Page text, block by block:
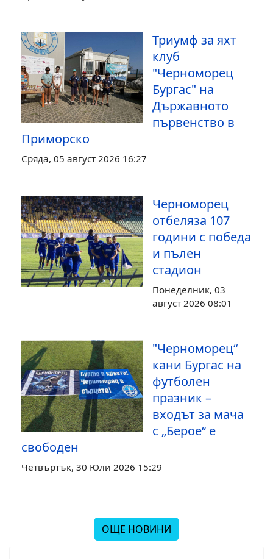
Триумф за яхт
клуб
"Черноморец
Бургас" на
Държавното
първенство в
Приморско
Сряда, 05 август 2026 16:27
Черноморец
отбеляза 107
години с победа
и пълен
стадион
Понеделник, 03
август 2026 08:01
"Черноморец“
кани Бургас на
футболен
празник –
входът за мача
с „Берое“ е
свободен
Четвъртък, 30 Юли 2026 15:29
ОЩЕ НОВИНИ